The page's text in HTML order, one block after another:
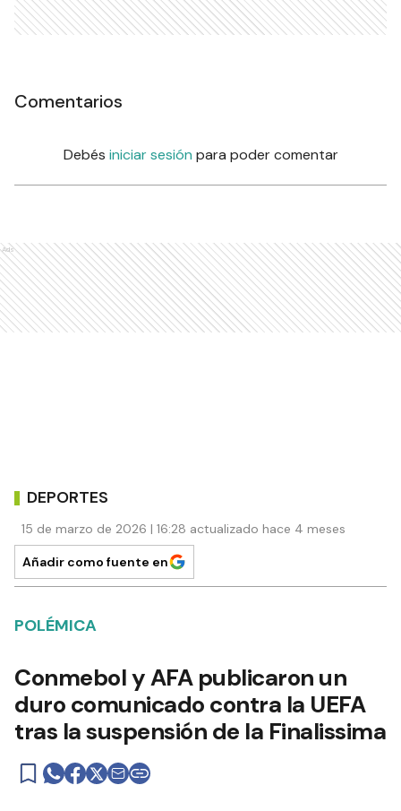
Comentarios
Debés iniciar sesión para poder comentar
Ads
DEPORTES
15 de marzo de 2026 | 16:28 actualizado hace 4 meses
Añadir como fuente en
POLÉMICA
Conmebol y AFA publicaron un
duro comunicado contra la UEFA
tras la suspensión de la Finalissima